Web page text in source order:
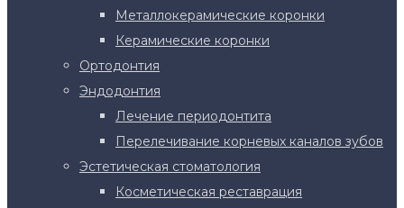
Металлокерамические коронки
Керамические коронки
Ортодонтия
Эндодонтия
Лечение периодонтита
Перелечивание корневых каналов зубов
Эстетическая стоматология
Косметическая реставрация